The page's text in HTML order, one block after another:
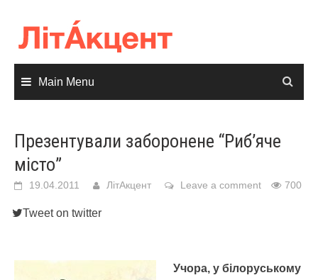
content
Main Menu
Презентували заборонене “Риб’яче
місто”
19.04.2011 ЛітАкцент Leave a comment 700
Tweet on twitter
Учора, у білоруському